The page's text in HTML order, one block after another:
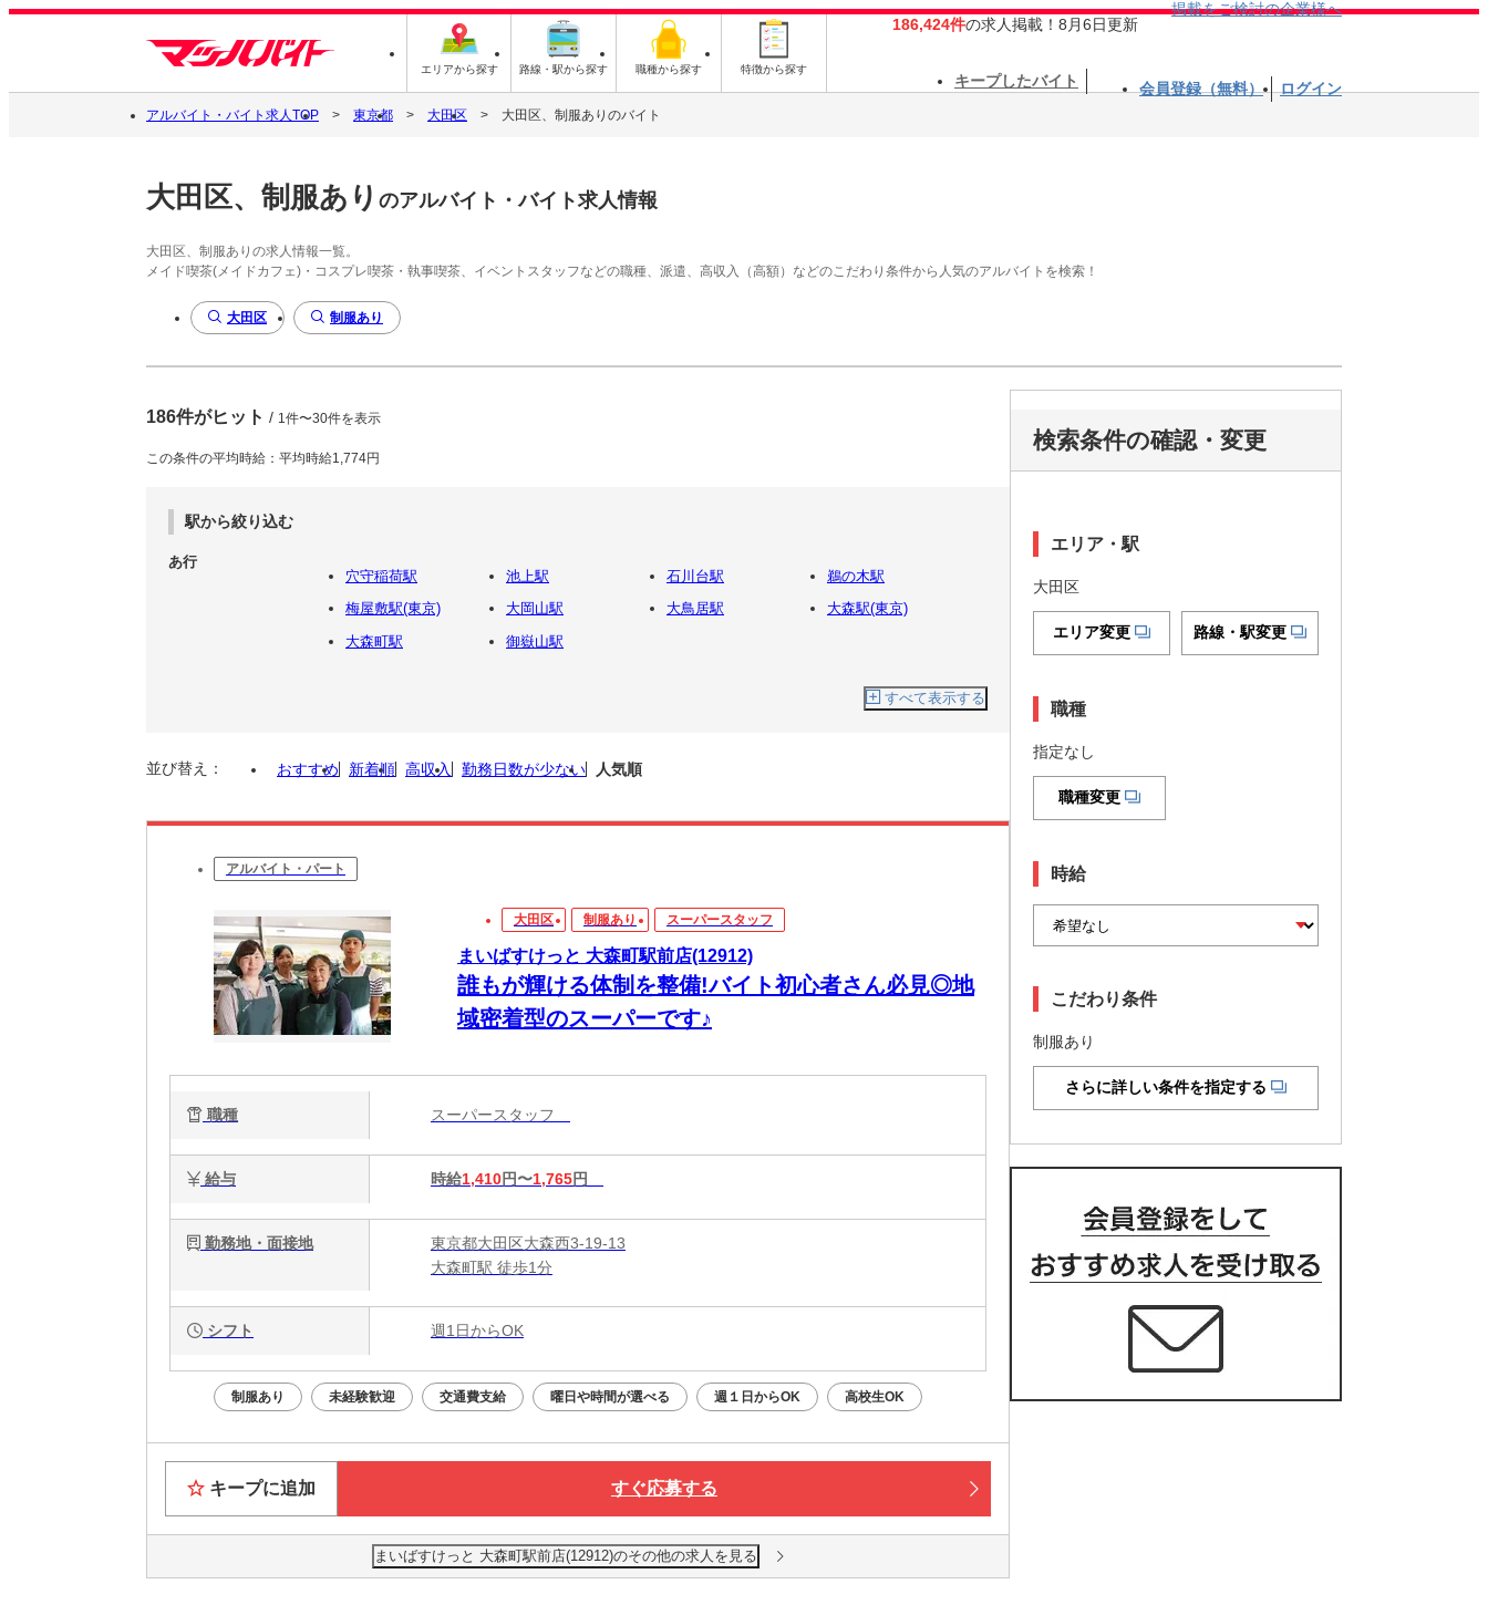
エリアから探す 路線・駅から探す 職種から探す 特徴から探す
186,424件の求人掲載！8月6日更新
掲載をご検討の企業様へ
キープしたバイト 会員登録（無料） ログイン
アルバイト・バイト求人TOP 東京都 大田区 大田区、制服ありのバイト
大田区、制服あり のアルバイト・バイト求人情報
大田区、制服ありの求人情報一覧。
メイド喫茶(メイドカフェ)・コスプレ喫茶・執事喫茶、イベントスタッフなどの職種、派遣、高収入（高額）などのこだわり条件から人気のアルバイトを検索！
大田区 制服あり
186件がヒット / 1件〜30件を表示
この条件の平均時給：平均時給1,774円
駅から絞り込む
あ行
穴守稲荷駅
池上駅 石川台駅
鵜の木駅
梅屋敷駅(東京)
大岡山駅 大鳥居駅
大森駅(東京)
大森町駅
御嶽山駅
すべて表示する
並び替え： おすすめ 新着順 高収入 勤務日数が少ない 人気順
アルバイト・パート
大田区 制服あり スーパースタッフ
まいばすけっと 大森町駅前店(12912)
誰もが輝ける体制を整備!バイト初心者さん必見◎地
域密着型のスーパーです♪
職種 スーパースタッフ
給与 時給1,410円〜1,765円
勤務地・面接地
東京都大田区大森西3-19-13
大森町駅 徒歩1分
シフト 週1日からOK
制服あり 未経験歓迎 交通費支給 曜日や時間が選べる 週１日からOK 高校生OK
キープに追加 すぐ応募する
まいばすけっと 大森町駅前店(12912)のその他の求人を見る
検索条件の確認・変更
エリア・駅
大田区
エリア変更 路線・駅変更
職種
指定なし
職種変更
時給
こだわり条件
制服あり
さらに詳しい条件を指定する